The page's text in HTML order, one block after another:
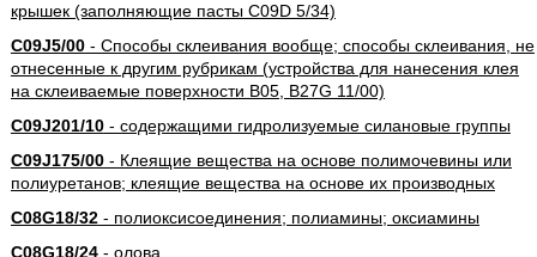
крышек (заполняющие пасты C09D 5/34)
C09J5/00- Способы склеивания вообще; способы склеивания, не
отнесенные к другим рубрикам (устройства для нанесения клея
на склеиваемые поверхности B05, B27G 11/00)
C09J201/10- содержащими гидролизуемые силановые группы
C09J175/00- Клеящие вещества на основе полимочевины или
полиуретанов; клеящие вещества на основе их производных
C08G18/32- полиоксисоединения; полиамины; оксиамины
C08G18/24- олова